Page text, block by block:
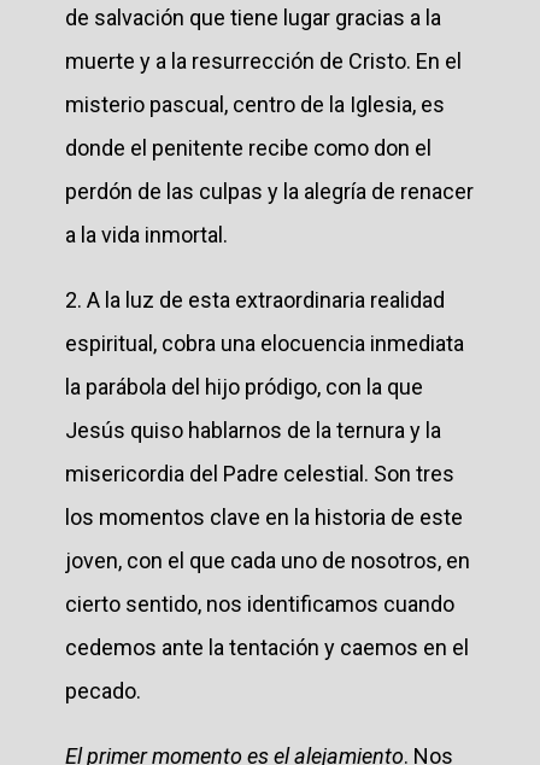
de salvación que tiene lugar gracias a la
muerte y a la resurrección de Cristo. En el
misterio pascual, centro de la Iglesia, es
donde el penitente recibe como don el
perdón de las culpas y la alegría de renacer
a la vida inmortal.
2. A la luz de esta extraordinaria realidad
espiritual, cobra una elocuencia inmediata
la parábola del hijo pródigo, con la que
Jesús quiso hablarnos de la ternura y la
misericordia del Padre celestial. Son tres
los momentos clave en la historia de este
joven, con el que cada uno de nosotros, en
cierto sentido, nos identificamos cuando
cedemos ante la tentación y caemos en el
pecado.
El primer momento es el alejamiento. Nos